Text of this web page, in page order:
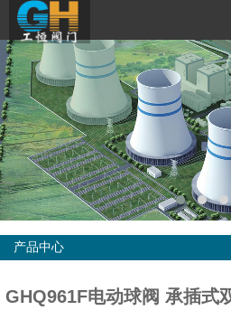
产品中心
GHQ961F电动球阀 承插式